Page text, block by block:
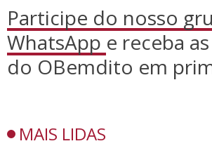
Participe do nosso
WhatsApp e receba
do OBemdito em
MAIS LIDAS